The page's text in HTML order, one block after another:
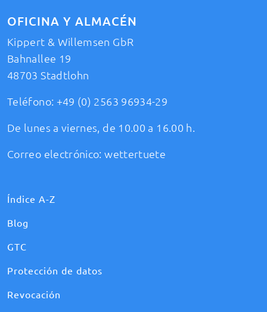
OFICINA Y ALMACÉN
Kippert & Willemsen GbR
Bahnallee 19
48703 Stadtlohn
Teléfono: +49 (0) 2563 96934-29
De lunes a viernes, de 10.00 a 16.00 h.
Correo electrónico:wettertuete
Índice A-Z
Blog
GTC
Protección de datos
Revocación